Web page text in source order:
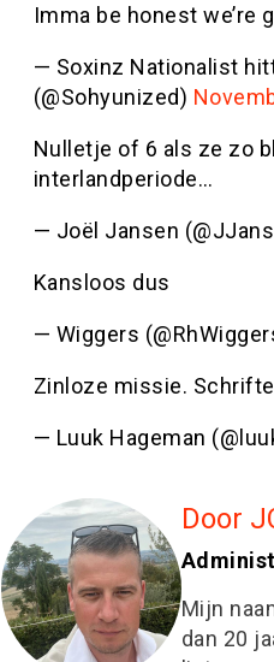
Imma be honest we’re
— Soxinz Nationalist
(@Sohyunized)
Nulletje of 6 als ze zo
interlandperiode…
— Joël Jansen
Kansloos dus
— Wiggers
Zinloze missie.
— Luuk Hageman
Door
Mijn
dan 20